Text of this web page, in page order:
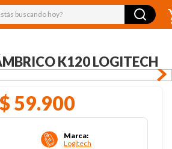
buscando hoy?
K120 LOGITECH
$ 59.900
Marca:
Logitech